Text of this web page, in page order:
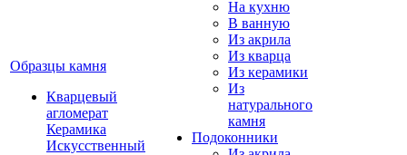
Образцы камня
Кварцевый
агломерат
Керамика
Искусственный
На кухню
В ванную
Из акрила
Из кварца
Из керамики
Из
натурального
камня
Подоконники